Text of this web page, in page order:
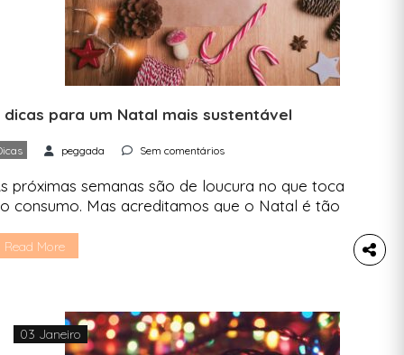
dicas para um Natal mais sustentável
peggada Sem comentários
próximas semanas são de loucura no que toca
consumo. Mas acreditamos que o Natal é tão
também te vamos dar dicas sobre
Read More
03 Janeiro